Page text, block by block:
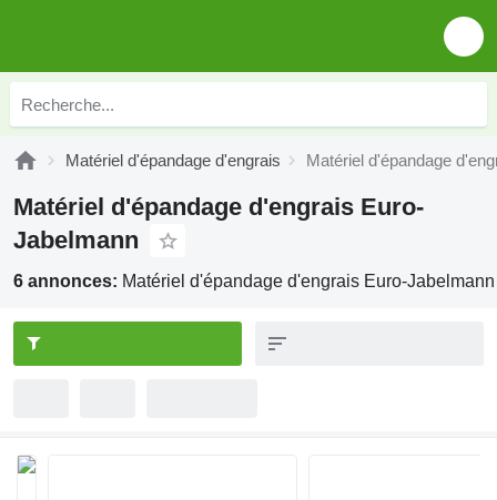
Matériel d'épandage d'engrais Matériel d'épandage
Matériel d'épandage d'engrais Euro-
Jabelmann
6 annonces: Matériel d'épandage d'engrais Euro-Jabelmann